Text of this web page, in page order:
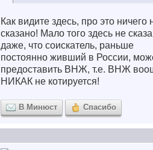
Как видите здесь, про это ничего
сказано! Мало того здесь не
даже, что соискатель, раньше
постоянно живший в России,
предоставить ВНЖ, т.е. ВНЖ
НИКАК не котируется!
В Минюст Спасибо